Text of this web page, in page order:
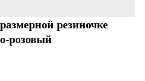
резиночке
розовый